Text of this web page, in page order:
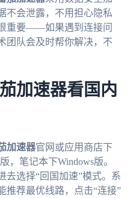
不会泄露，不用担心隐私
重要——如果遇到连接问
团队会及时帮你解决，不
加速器看国内
加速器官网或应用商店下
笔记本下Windows版。
去选择“回国加速”模式。系
推荐最优线路，点击“连接”